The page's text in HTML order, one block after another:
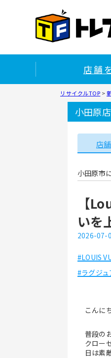
店舗
リサイクルTOP >
小田原店
店
小田原市
【
いを
2026-07-
#LOUIS
#ラグジ
こんに
普段の
クロー
日は素